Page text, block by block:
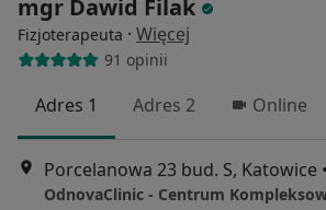
mgr Dawid Filak
Fizjoterapeuta · Więcej
91 opinii
Adres 1 Adres 2 Online
Porcelanowa 23 bud. S, Katowice •